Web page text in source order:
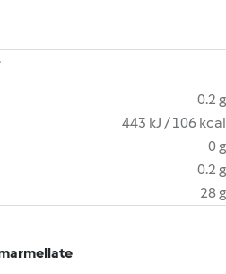
0.2 g
443 kJ / 106 kcal
0 g
0.2 g
28 g